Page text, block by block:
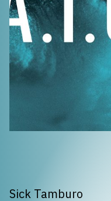
Sick Tamburo